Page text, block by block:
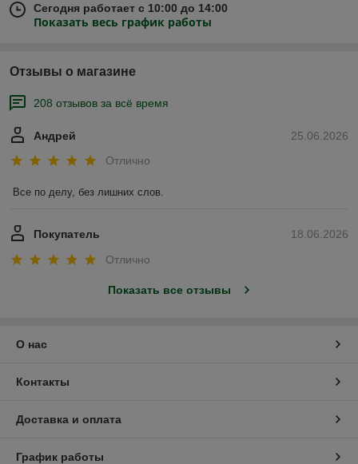
Сегодня работает с 10:00 до 14:00
Показать весь график работы
Отзывы о магазине
208 отзывов за всё время
25.06.2026
Андрей
Отлично
Все по делу, без лишних слов.
18.06.2026
Покупатель
Отлично
Показать все отзывы
О нас
Контакты
Доставка и оплата
График работы